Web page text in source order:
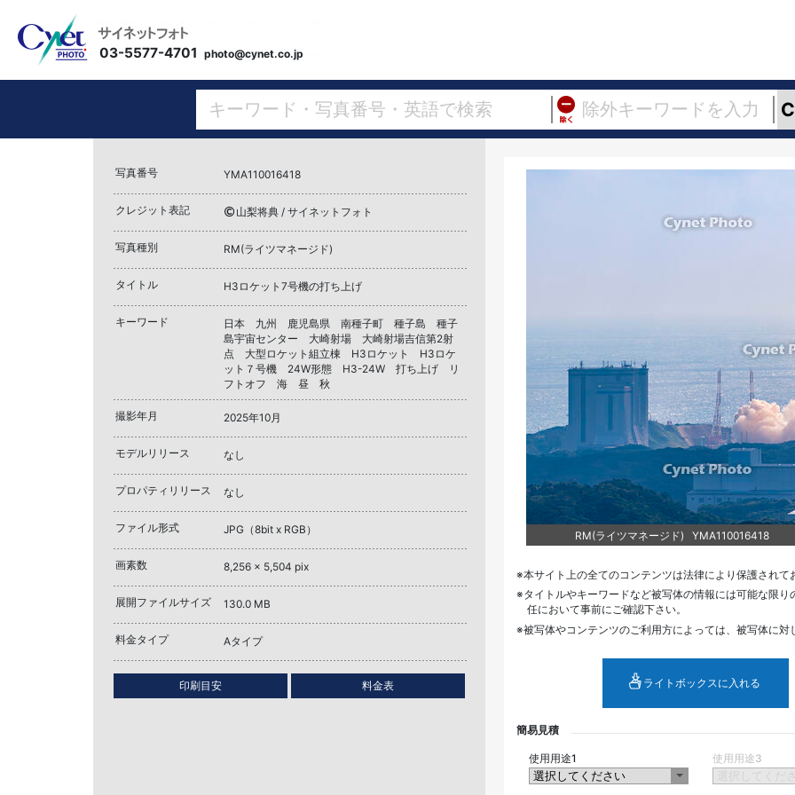
03-5577-4701 photo@cynet.co.jp
写真番号 YMA110016418
クレジット表記 山梨将典 / サイネットフォト
写真種別 RM(ライツマネージド)
タイトル H3ロケット7号機の打ち上げ
キーワード
日本 九州 鹿児島県 南種子町 種子島 種子
島宇宙センター 大崎射場 大崎射場吉信第2射
点 大型ロケット組立棟 H3ロケット H3ロケ
ット７号機 24W形態 H3-24W 打ち上げ リ
フトオフ 海 昼 秋
撮影年月 2025年10月
モデルリリース なし
プロパティリリース なし
ファイル形式 JPG（8bit x RGB）
画素数 8,256 x 5,504 pix
展開ファイルサイズ 130.0 MB
料金タイプ Aタイプ
印刷目安 料金表
RM(ライツマネージド) YMA110016418
本サイト上の全てのコンテンツは法律により保護され
タイトルやキーワードなど被写体の情報には可能な限
任において事前にご確認下さい。
被写体やコンテンツのご利用方によっては、被写体に
ライトボックスに入れる
簡易見積
使用用途1 使用用途3